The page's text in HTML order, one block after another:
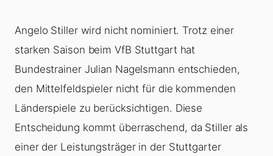
Angelo Stiller wird nicht nominiert. Trotz einer
starken Saison beim VfB Stuttgart hat
Bundestrainer Julian Nagelsmann entschieden,
den Mittelfeldspieler nicht für die kommenden
Länderspiele zu berücksichtigen. Diese
Entscheidung kommt überraschend, da Stiller als
einer der Leistungsträger in der Stuttgarter